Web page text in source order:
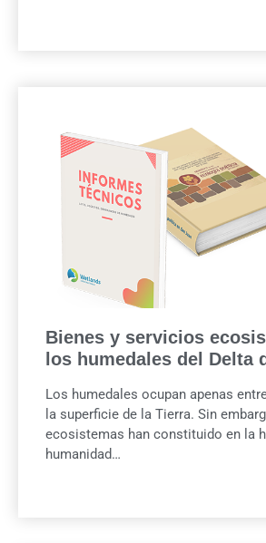
Bienes y servicios
los humedales del Delta
Los humedales ocupan apenas
la superficie de la Tierra. Sin
ecosistemas han constituido en la
humanidad…